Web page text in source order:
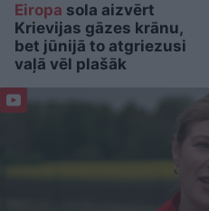
Eiropa sola aizvērt
Krievijas gāzes krānu,
bet jūnijā to atgriezusi
vaļā vēl plašāk